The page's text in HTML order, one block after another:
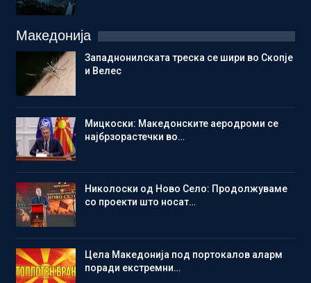
Македонија
Западнонилската треска се шири во Скопје
и Велес
Мицкоски: Македонските аеродроми се
најбрзорастечки во…
Николоски од Ново Село: Продолжуваме
со проекти што носат…
Цела Македонија под портокалов аларм
поради екстремни…